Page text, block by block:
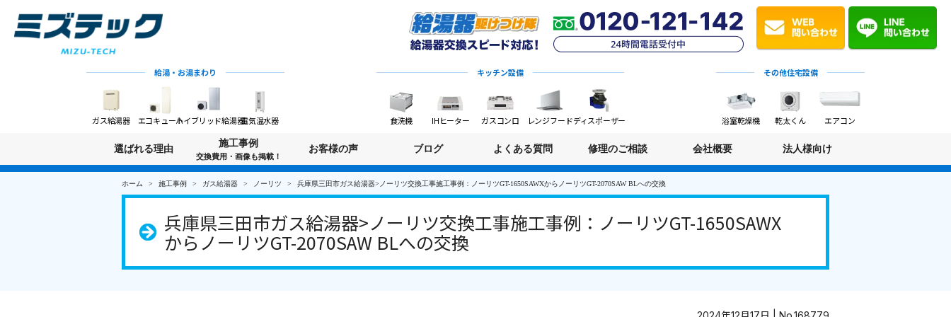
給湯・お湯まわり
ガス給湯器 エコキュートハイブリッド給湯器電気温水器
キッチン設備
食洗機 IHヒーター ガスコンロ レンジフードディスポーザー
その他住宅設備
浴室乾燥機 乾太くん エアコン
選ばれる理由
施工事例
交換費用・画像も掲載！
お客様の声 ブログ よくある質問 修理のご相談 会社概要 法人様向け
ホーム 施工事例 ガス給湯器 ノーリツ 兵庫県三田市ガス給湯器>ノーリツ交換工事施工事例：ノーリツGT-1650SAWXからノーリツGT-2070SAW BLへの交換
兵庫県三田市ガス給湯器>ノーリツ交換工事施工事例：ノーリツGT-1650SAWX
からノーリツGT-2070SAW BLへの交換